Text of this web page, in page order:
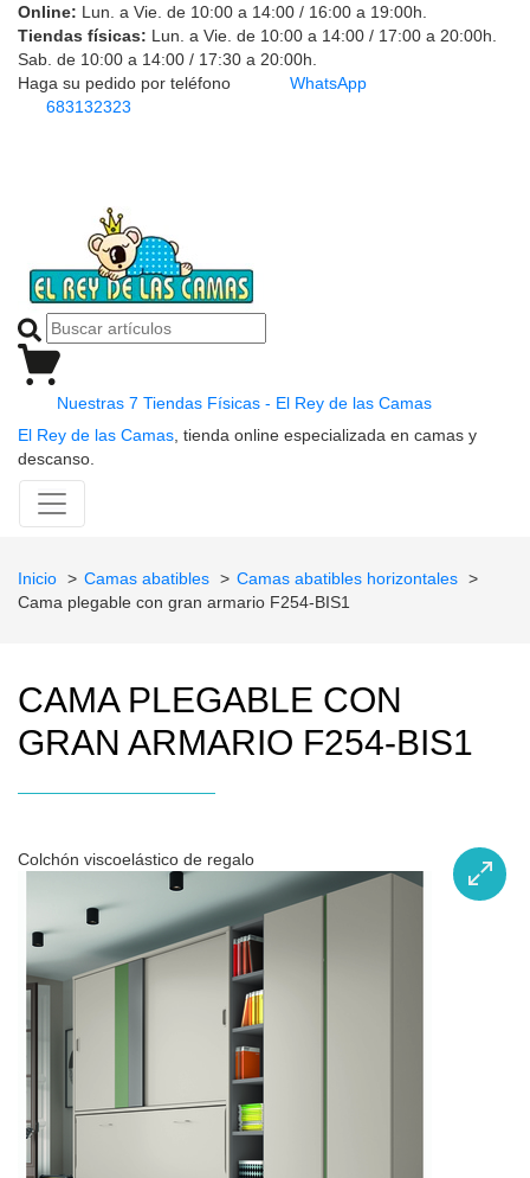
Online: Lun. a Vie. de 10:00 a 14:00 / 16:00 a 19:00h.
Tiendas físicas: Lun. a Vie. de 10:00 a 14:00 / 17:00 a 20:00h.
Sab. de 10:00 a 14:00 / 17:30 a 20:00h.
Haga su pedido por teléfono
683132323
WhatsApp
Nuestras 7 Tiendas Físicas - El Rey de las Camas
El Rey de las Camas , tienda online especializada en camas y
descanso.
Inicio Camas abatibles
Camas abatibles horizontales
Cama plegable con gran armario F254-BIS1
CAMA PLEGABLE CON
GRAN ARMARIO F254-BIS1
Colchón viscoelástico de regalo